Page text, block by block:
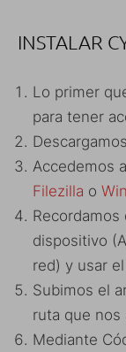
INSTALAR
Lo primer
para tener
Accedemos
Filezilla o
dispositivo
red) y usar
Subimos el
ruta que nos
Mediante